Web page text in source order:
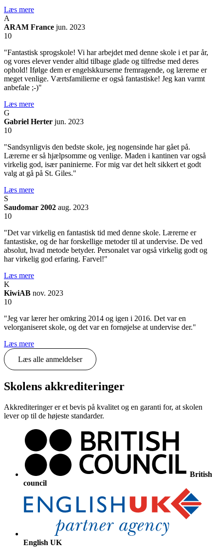
Læs mere
A
ARAM France jun. 2023
10
"Fantastisk sprogskole! Vi har arbejdet med denne skole i et par år,
og vores elever vender altid tilbage glade og tilfredse med deres
ophold! Ifølge dem er engelskkurserne fremragende, og lærerne er
meget venlige. Værtsfamilierne er også fantastiske! Jeg kan varmt
anbefale ;-)"
Læs mere
G
Gabriel Herter jun. 2023
10
"Sandsynligvis den bedste skole, jeg nogensinde har gået på.
Lærerne er så hjælpsomme og venlige. Maden i kantinen var også
virkelig god, især paninierne. For mig var det helt sikkert et godt
valg at gå på St. Giles."
Læs mere
S
Saudomar 2002 aug. 2023
10
"Det var virkelig en fantastisk tid med denne skole. Lærerne er
fantastiske, og de har forskellige metoder til at undervise. De ved
absolut, hvad metode betyder. Personalet var også virkelig godt og
har virkelig god erfaring. Farvel!"
Læs mere
K
KiwiAB nov. 2023
10
"Jeg var lærer her omkring 2014 og igen i 2016. Det var en
velorganiseret skole, og det var en fornøjelse at undervise der."
Læs mere
Læs alle anmeldelser
Skolens akkrediteringer
Akkrediteringer er et bevis på kvalitet og en garanti for, at skolen
lever op til de højeste standarder.
British
council
English UK